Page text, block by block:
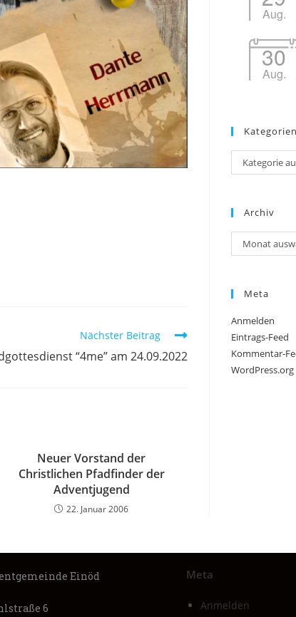
Nächster Beitrag
“4me” am 24.09.2022
Neuer Vorstand der
Christlichen Pfadfinder der
Adventjugend
22. Januar 2006
Aug.
30
Aug.
Kategorien
Kategorie
Archiv
Monat
Meta
Anmelden
Eintrags-Feed
Kommentar-
WordPress.org
Einöd
6
Meta
Anmelden